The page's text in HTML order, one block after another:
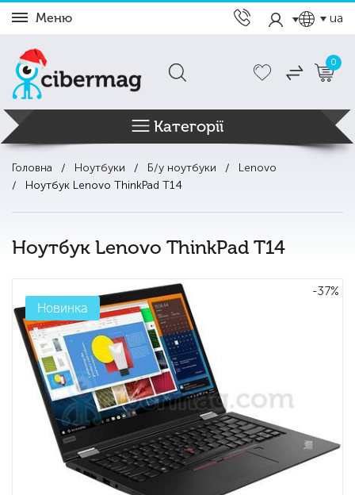
Меню ua
0
Категорії
Головна Ноутбуки Б/у ноутбуки
Lenovo
Ноутбук Lenovo ThinkPad T14
Ноутбук Lenovo ThinkPad T14
-37%
Новинка